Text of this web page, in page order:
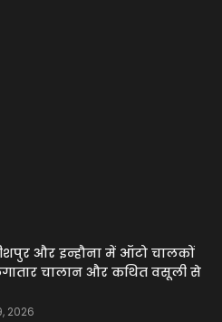
और इन्हौना में ऑटो चालकों
चालान और कथित वसूली से
2026